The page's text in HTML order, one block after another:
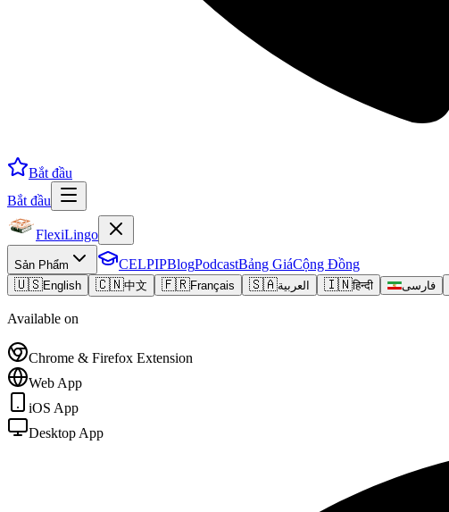
Bắt đầu
Bắt đầu
FlexiLingo
Sản Phẩm CELPIPBlogPodcastBảng GiáCộng Đồng
🇺🇸English 🇨🇳中文 🇫🇷Français 🇸🇦العربية 🇮🇳हिन्दी فارسی
Available on
Chrome & Firefox Extension
Web App
iOS App
Desktop App